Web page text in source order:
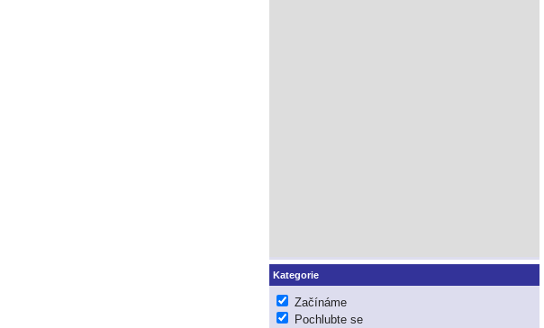
Kategorie
Začínáme
Pochlubte se